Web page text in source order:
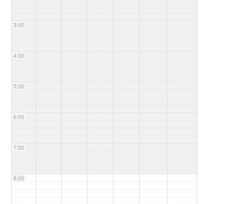
3:00
4:00
5:00
6:00
7:00
8:00